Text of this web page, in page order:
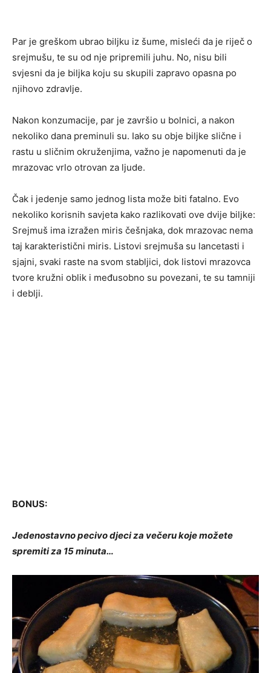
Par je greškom ubrao biljku iz šume, misleći da je riječ o
srejmušu, te su od nje pripremili juhu. No, nisu bili
svjesni da je biljka koju su skupili zapravo opasna po
njihovo zdravlje.
Nakon konzumacije, par je završio u bolnici, a nakon
nekoliko dana preminuli su. Iako su obje biljke slične i
rastu u sličnim okruženjima, važno je napomenuti da je
mrazovac vrlo otrovan za ljude.
Čak i jedenje samo jednog lista može biti fatalno. Evo
nekoliko korisnih savjeta kako razlikovati ove dvije biljke:
Srejmuš ima izražen miris češnjaka, dok mrazovac nema
taj karakteristični miris. Listovi srejmuša su lancetasti i
sjajni, svaki raste na svom stabljici, dok listovi mrazovca
tvore kružni oblik i međusobno su povezani, te su tamniji
i deblji.
BONUS:
Jedenostavno pecivo djeci za večeru koje možete
spremiti za 15 minuta…